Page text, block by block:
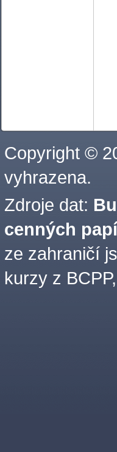
Copyright ©
vyhrazena.
Zdroje dat:
cenných
ze zahraničí
kurzy z